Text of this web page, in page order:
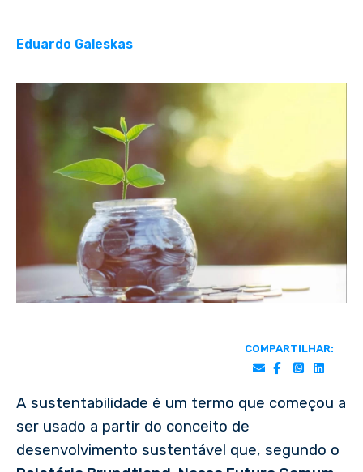
Eduardo Galeskas
COMPARTILHAR:
A sustentabilidade é um termo que começou a
ser usado a partir do conceito de
desenvolvimento sustentável que, segundo o